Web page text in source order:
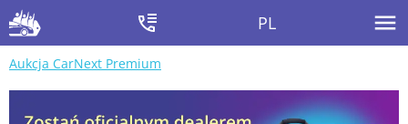
PL
Aukcja CarNext Premium